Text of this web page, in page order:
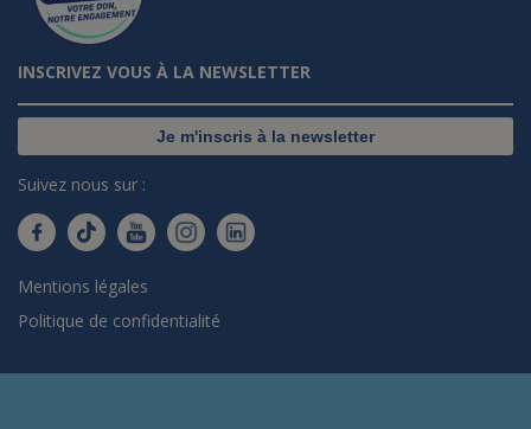
INSCRIVEZ VOUS À LA NEWSLETTER
Je m'inscris à la newsletter
Suivez nous sur :
Mentions légales
Politique de confidentialité